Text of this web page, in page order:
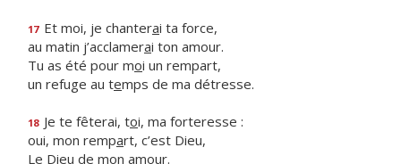
17 Et moi, je chanterai ta force,
au matin j’acclamerai ton amour.
Tu as été pour moi un rempart,
un refuge au temps de ma détresse.
18 Je te fêterai, toi, ma forteresse :
oui, mon rempart, c’est Dieu,
Le Dieu de mon amour.